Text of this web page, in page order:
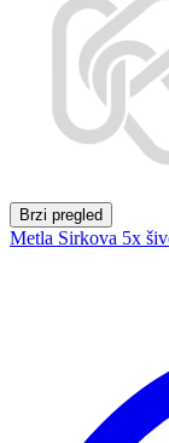
Brzi pregled
Metla Sirkova 5x